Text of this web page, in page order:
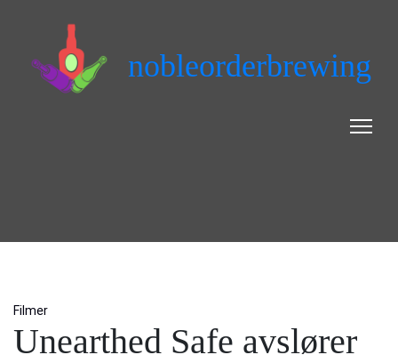
nobleorderbrewing
Filmer
Unearthed Safe avslører